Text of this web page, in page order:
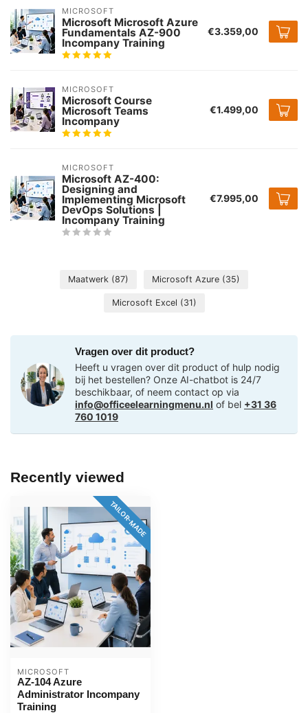
MICROSOFT
Microsoft Microsoft Azure
Fundamentals AZ-900
Incompany Training
€3.359,00
MICROSOFT
Microsoft Course
Microsoft Teams
Incompany
€1.499,00
MICROSOFT
Microsoft AZ-400:
Designing and
Implementing Microsoft
DevOps Solutions |
Incompany Training
€7.995,00
Maatwerk (87) Microsoft Azure (35)
Microsoft Excel (31)
Vragen over dit product?
Heeft u vragen over dit product of hulp nodig
bij het bestellen? Onze AI-chatbot is 24/7
beschikbaar, of neem contact op via
info@officeelearningmenu.nl of bel +31 36
760 1019
Recently viewed
TAILOR-MADE
MICROSOFT
AZ-104 Azure
Administrator Incompany
Training